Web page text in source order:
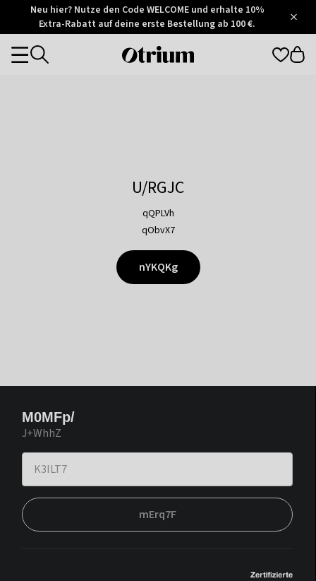
Otrium
Trustpilot
Neu hier? Nutze den Code WELCOME und erhalte 10%
Extra-Rabatt auf deine erste Bestellung ab 100 €.
Otrium
Categories
U/RGJC
qQPLVh
qObvX7
nYKQKg
M0MFp/
J+WhhZ
mErq7F